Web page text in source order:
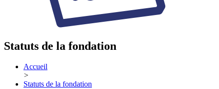
Statuts de la fondation
Accueil
>
Statuts de la fondation